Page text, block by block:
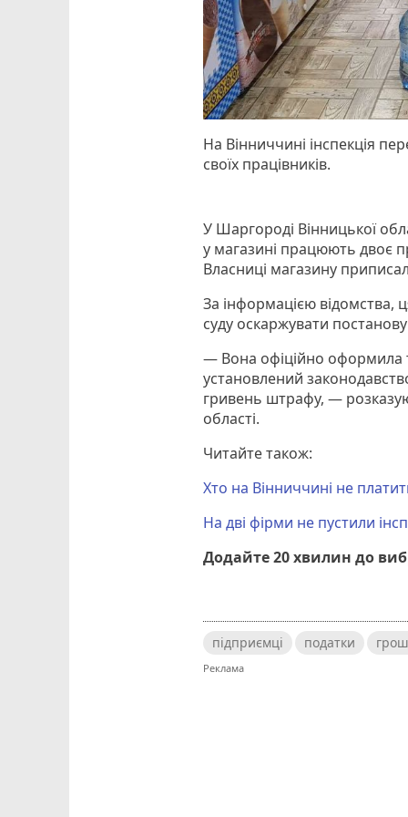
На Вінниччині інспекція
своїх працівників.
У Шаргороді Вінницької
у магазині працюють двоє
Власниці магазину
За інформацією відомства,
суду оскаржувати
— Вона офіційно оформила
установлений
гривень штрафу, —
області.
Читайте також:
Хто на Вінниччині не
На дві фірми не пустили
Додайте 20 хвилин до
підприємці податки